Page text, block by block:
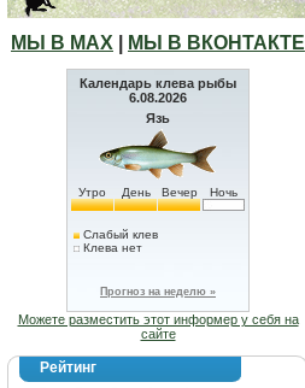
МЫ В МАХ МЫ В ВКОНТАКТЕ
Календарь клева рыбы
6.08.2026
Язь
Утро День Вечер Ночь
Слабый клев
Клева нет
Прогноз на неделю »
Можете разместить этот информер у себя на
сайте
Рейтинг